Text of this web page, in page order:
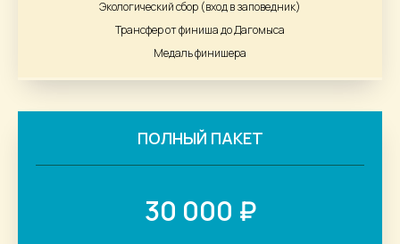
Экологический сбор (вход в заповедник)
Трансфер от финиша до Дагомыса
Медаль финишера
ПОЛНЫЙ ПАКЕТ
30 000 ₽